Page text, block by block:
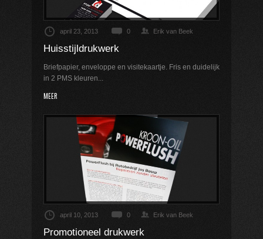
april 23, 2013 0 Erik van Beek
Huisstijldrukwerk
Briefpapier, enveloppe en visitekaartje. Fris en duidelijk
in 2 PMS kleuren...
MEER
april 10, 2013 0 Erik van Beek
Promotioneel drukwerk